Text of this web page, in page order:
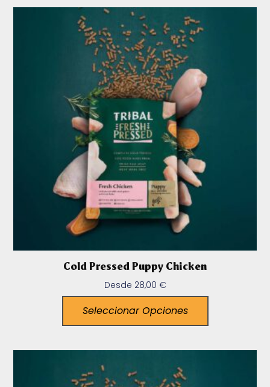
Cold Pressed Puppy Chicken
Desde 28,00 €
Seleccionar Opciones